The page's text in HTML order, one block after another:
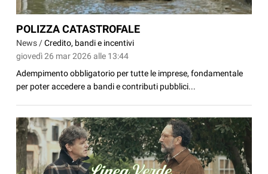
POLIZZA CATASTROFALE
News /Credito, bandi e incentivi
giovedì 26 mar 2026 alle 13:44
Adempimento obbligatorio per tutte le imprese, fondamentale
per poter accedere a bandi e contributi pubblici...